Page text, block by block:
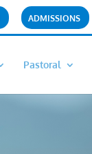
ADMISSIONS
Pastoral